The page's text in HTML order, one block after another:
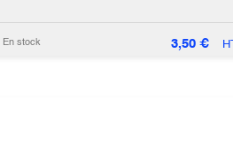
En stock 3,50€ HT